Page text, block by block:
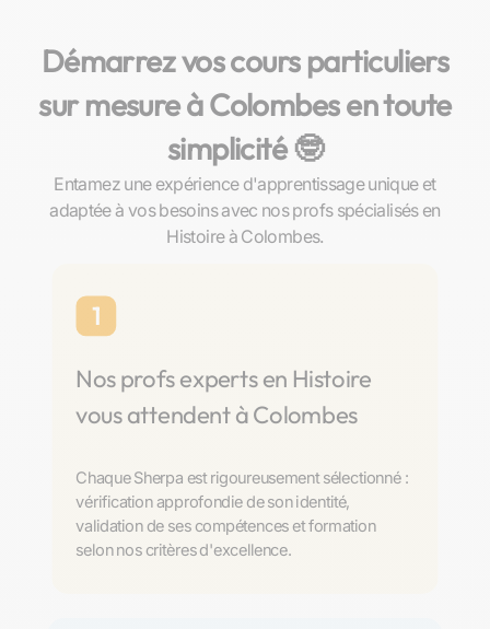
Démarrez vos cours particuliers
sur mesure à Colombes en toute
simplicité 🤓​
Entamez une expérience d'apprentissage unique et
adaptée à vos besoins avec nos profs spécialisés en
Histoire à Colombes.
1
Nos profs experts en Histoire
vous attendent à Colombes
Chaque Sherpa est rigoureusement sélectionné :
vérification approfondie de son identité,
validation de ses compétences et formation
selon nos critères d'excellence.